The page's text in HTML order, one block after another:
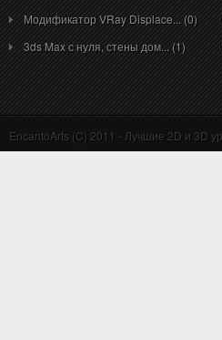
Модификатор VRay Displace... (0)
3ds Max с нуля, стены дом... (1)
EncantoArts (C) 2011 - Лучшие 2D и 3D